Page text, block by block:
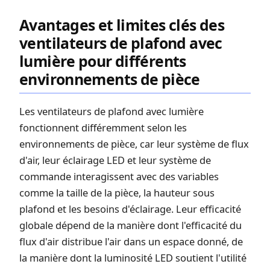
Avantages et limites clés des
ventilateurs de plafond avec
lumière pour différents
environnements de pièce
Les ventilateurs de plafond avec lumière
fonctionnent différemment selon les
environnements de pièce, car leur système de flux
d'air, leur éclairage LED et leur système de
commande interagissent avec des variables
comme la taille de la pièce, la hauteur sous
plafond et les besoins d'éclairage. Leur efficacité
globale dépend de la manière dont l'efficacité du
flux d'air distribue l'air dans un espace donné, de
la manière dont la luminosité LED soutient l'utilité